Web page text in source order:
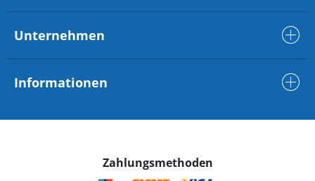
Unternehmen
Informationen
Zahlungsmethoden